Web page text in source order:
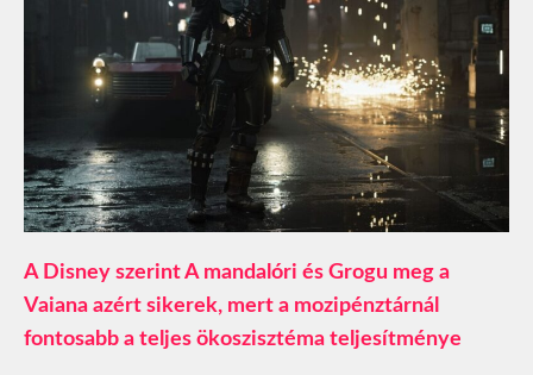
A Disney szerint A mandalóri és Grogu meg a
Vaiana azért sikerek, mert a mozipénztárnál
fontosabb a teljes ökoszisztéma teljesítménye